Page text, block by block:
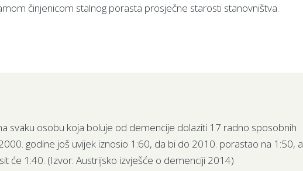
činjenicom stalnog porasta prosječne starosti stanovništva.
svaku osobu koja boluje od demencije dolaziti 17 radno sposobnih
godine još uvijek iznosio 1:60, da bi do 2010. porastao na 1:50, a
će 1:40. (Izvor: Austrijsko izvješće o demenciji 2014)